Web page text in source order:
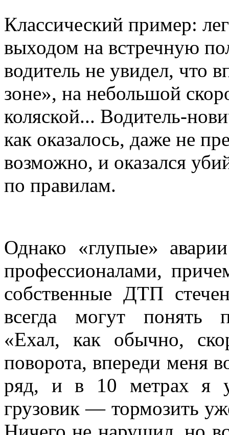
Классический пример:
выходом на встречную
водитель не увидел, что
зоне», на небольшой
коляской... Водитель-
как оказалось, даже не
возможно, и оказался
по правилам.
Однако «глупые»
профессионалами,
собственные ДТП
всегда могут понять
«Ехал, как обычно,
поворота, впереди меня
ряд, и в 10 метрах я
грузовик — тормозить